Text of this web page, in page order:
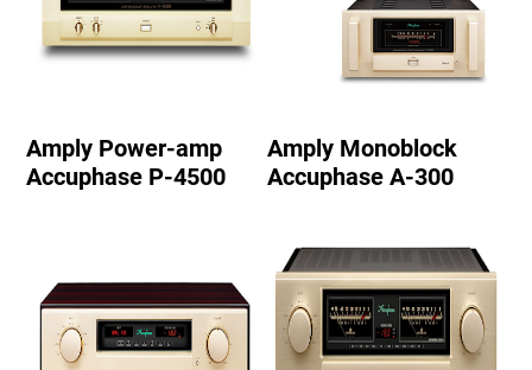
Amply Power-amp
Accuphase P-4500
Amply Monoblock
Accuphase A-300